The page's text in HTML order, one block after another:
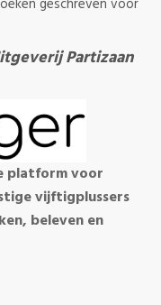
geschreven voor
Partizaan
platform voor
vijftigplussers
beleven en